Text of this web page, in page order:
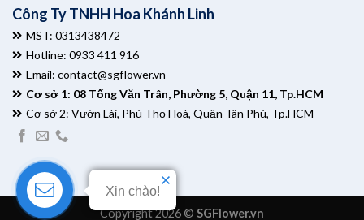
Công Ty TNHH Hoa Khánh Linh
MST: 0313438472
Hotline: 0933 411 916
Email: contact@sgflower.vn
Cơ sở 1: 08 Tống Văn Trân, Phường 5, Quận 11, Tp.HCM
Cơ sở 2: Vườn Lài, Phú Thọ Hoà, Quận Tân Phú, Tp.HCM
Copyright 2026 © SGFlower.vn
Xin chào!